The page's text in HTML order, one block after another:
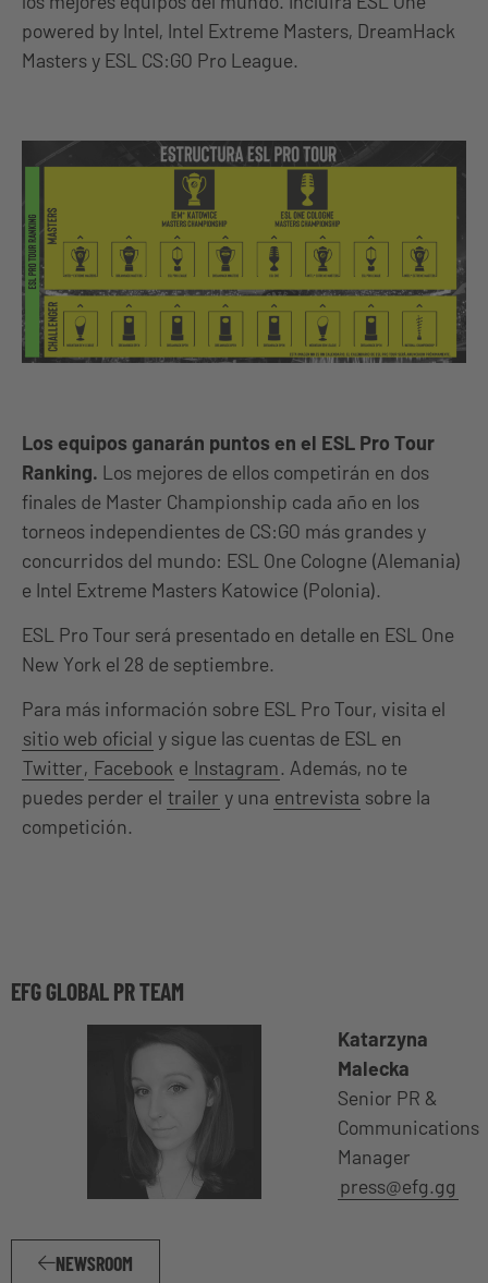
powered by Intel, Intel Extreme Masters, DreamHack
Masters y ESL CS:GO Pro League.
Los equipos ganarán puntos en el ESL Pro Tour
Ranking. Los mejores de ellos competirán en dos
finales de Master Championship cada año en los
torneos independientes de CS:GO más grandes y
concurridos del mundo: ESL One Cologne (Alemania)
e Intel Extreme Masters Katowice (Polonia).
ESL Pro Tour será presentado en detalle en ESL One
New York el 28 de septiembre.
Para más información sobre ESL Pro Tour, visita el
sitio web oficial y sigue las cuentas de ESL en
Twitter, Facebook e Instagram. Además, no te
puedes perder el trailer y una entrevista sobre la
competición.
EFG GLOBAL PR TEAM
Katarzyna
Malecka
Senior PR &
Communications
Manager
press@efg.gg
NEWSROOM